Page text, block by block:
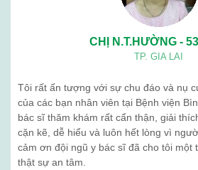
CHỊ N.T.HƯỜNG -
TP. GIA LAI
Tôi rất ấn tượng với sự chu đáo và nụ
của các bạn nhân viên tại Bệnh viện
bác sĩ thăm khám rất cẩn thận, giải
cặn kẽ, dễ hiểu và luôn hết lòng vì
cảm ơn đội ngũ y bác sĩ đã cho tôi một
thật sự an tâm.